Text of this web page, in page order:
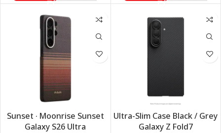
Ultra-Slim Case Black / Grey
Galaxy Z Fold7
Sunset · Moonrise Sunset
Galaxy S26 Ultra